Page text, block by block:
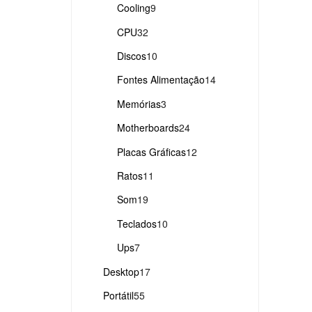
Cooling9
CPU32
Discos10
produtos
Fontes Alimentação1414
Memórias3
produtos
Motherboards2424
Placas Gráficas12
Ratos11
Som19
Teclados10
Ups77
Desktop1717
Portátil5555